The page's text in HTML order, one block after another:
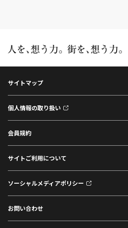
サイトマップ
個人情報の取り扱い
会員規約
サイトご利用について
ソーシャルメディアポリシー
お問い合わせ